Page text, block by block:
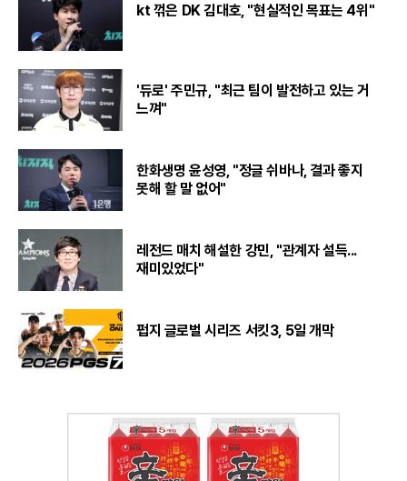
kt 꺾은 DK 김대호, "현실적인 목표는 4위"
'듀로' 주민규, "최근 팀이 발전하고 있는 거
느껴"
한화생명 윤성영, "정글 쉬바나, 결과 좋지
못해 할 말 없어"
레전드 매치 해설한 강민, "관계자 설득...
재미있었다"
펍지 글로벌 시리즈 서킷3, 5일 개막